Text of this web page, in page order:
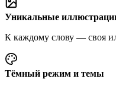
Уникальные
К каждому слову — своя
Тёмный режим и темы